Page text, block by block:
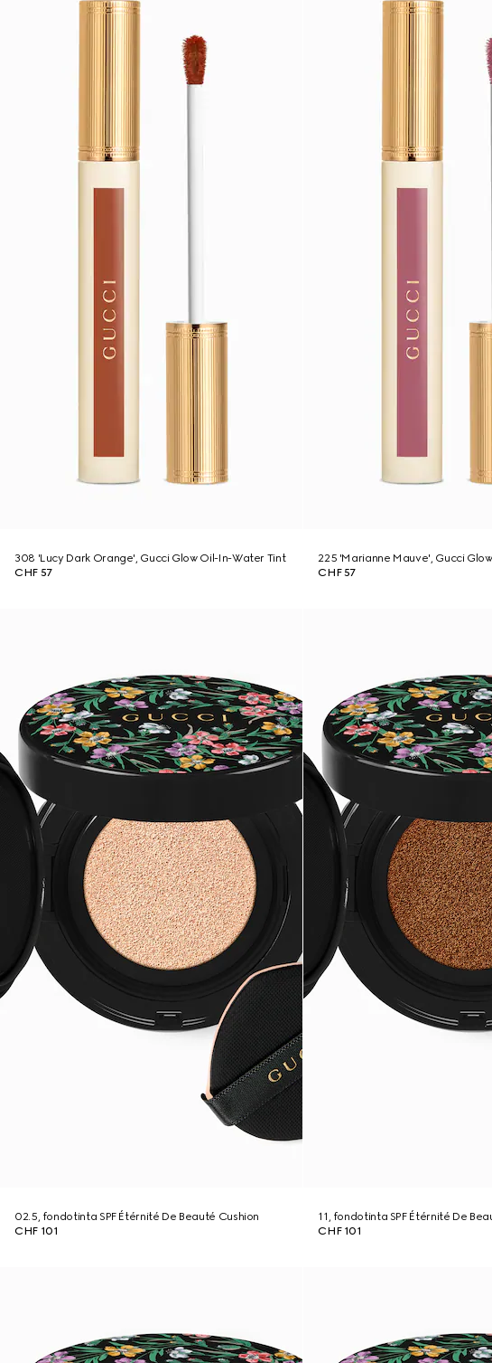
308 'Lucy Dark Orange', Gucci Glow Oil-In-Water Tint
CHF 57
225 'Marianne Mauve', Gucci
CHF 57
02.5, fondotinta SPF Étérnité De Beauté Cushion
CHF 101
11, fondotinta SPF Étérnité De
CHF 101